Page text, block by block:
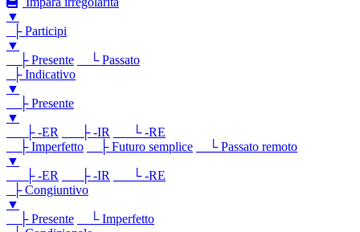
▼
├ Participi
▼
├ Presente
└ Passato
├ Indicativo
▼
├ Presente
▼
├ -ER
├ -IR
└ -RE
├ Imperfetto
├ Futuro semplice
└ Passato remoto
▼
├ -ER
├ -IR
└ -RE
├ Congiuntivo
▼
├ Presente
└ Imperfetto